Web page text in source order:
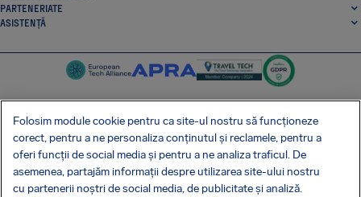
PARTENERIATE
ASISTENȚĂ
SocialFacebook
SocialTwitter
SocialInstagram
SocialLinkedin
OBȚINE APLICAȚIA NOASTRĂ GRATUITĂ
Folosim module cookie pentru ca site-ul nostru să funcționeze
corect, pentru a ne personaliza conținutul și reclamele, pentru a
oferi funcții de social media și pentru a ne analiza traficul. De
asemenea, partajăm informații despre utilizarea site-ului nostru
cu partenerii noștri de social media, de publicitate și analiză.